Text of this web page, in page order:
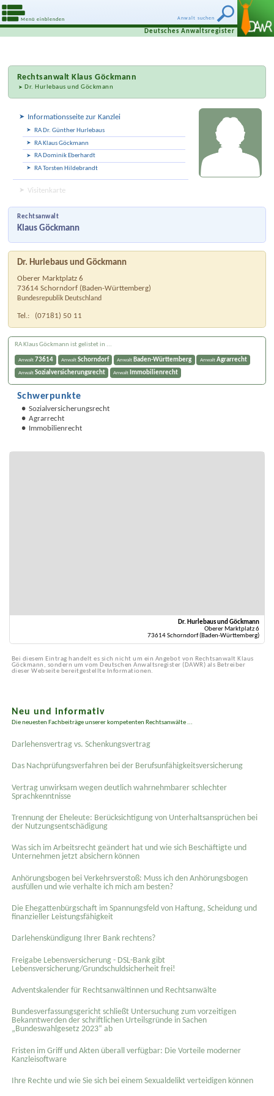
Anwalt suchen
Menü einblenden
Deutsches Anwaltsregister
RechtsanwaltKlaus Göckmann
Dr. Hurlebaus und Göckmann
Informationsseite zur Kanzlei
RA Dr. Günther Hurlebaus
RA Klaus Göckmann
RA Dominik Eberhardt
RA Torsten Hildebrandt
Visitenkarte
Rechtsanwalt
Klaus Göckmann
Dr. Hurlebaus und Göckmann
Oberer Marktplatz 6
73614 Schorndorf (Baden-Württemberg)
Bundesrepublik Deutschland
Tel.: (07181) 50 11
RA Klaus Göckmann ist gelistet in ...
Anwalt 73614 Anwalt Schorndorf Anwalt Baden-Württemberg Anwalt Agrarrecht
Anwalt Sozialversicherungsrecht Anwalt Immobilienrecht
Schwerpunkte
Sozialversicherungsrecht
Agrarrecht
Immobilienrecht
Dr. Hurlebaus und Göckmann
Oberer Marktplatz 6
73614 Schorndorf (Baden-Württemberg)
Bei diesem Eintrag handelt es sich nicht um ein Angebot von Rechtsanwalt Klaus
Göckmann, sondern um vom Deutschen Anwaltsregister (DAWR) als Betreiber
dieser Webseite bereitgestellte Informationen.
Neu und informativ
Die neuesten Fachbeiträge unserer kompetenten Rechtsanwälte ...
Darlehensvertrag vs. Schenkungsvertrag
Das Nachprüfungsverfahren bei der Berufsunfähigkeitsversicherung
Vertrag unwirksam wegen deutlich wahrnehmbarer schlechter
Sprachkenntnisse
Trennung der Eheleute: Berücksichtigung von Unterhaltsansprüchen bei
der Nutzungsentschädigung
Was sich im Arbeitsrecht geändert hat und wie sich Beschäftigte und
Unternehmen jetzt absichern können
Anhörungsbogen bei Verkehrsverstoß: Muss ich den Anhörungsbogen
ausfüllen und wie verhalte ich mich am besten?
Die Ehegattenbürgschaft im Spannungsfeld von Haftung, Scheidung und
finanzieller Leistungsfähigkeit
Darlehenskündigung Ihrer Bank rechtens?
Freigabe Lebensversicherung - DSL-Bank gibt
Lebensversicherung/Grundschuldsicherheit frei!
Adventskalender für Rechtsanwältinnen und Rechtsanwälte
Bundesverfassungsgericht schließt Untersuchung zum vorzeitigen
Bekanntwerden der schriftlichen Urteilsgründe in Sachen
„Bundeswahlgesetz 2023“ ab
Fristen im Griff und Akten überall verfügbar: Die Vorteile moderner
Kanzleisoftware
Ihre Rechte und wie Sie sich bei einem Sexual­delikt verteidigen können